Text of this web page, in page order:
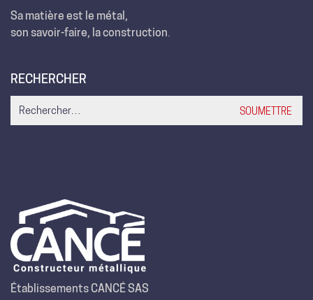
Sa matière est le métal,
son savoir-faire, la construction.
RECHERCHER
Search
for:
Établissements CANCÉ SAS